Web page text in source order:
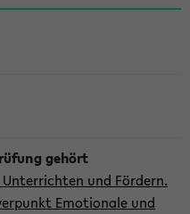
und Fördern.
Emotionale und